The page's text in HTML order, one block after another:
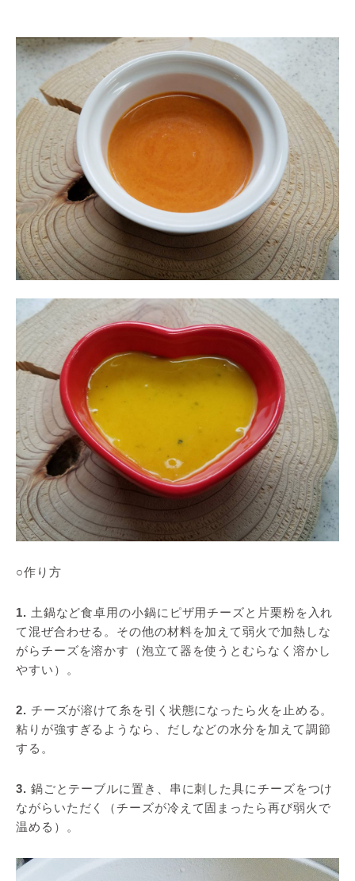
○作り方
1. 土鍋など食卓用の小鍋にピザ用チーズと片栗粉を入れ
て混ぜ合わせる。その他の材料を加えて弱火で加熱しな
がらチーズを溶かす（泡立て器を使うとむらなく溶かし
やすい）。
2. チーズが溶けて糸を引く状態になったら火を止める。
粘りが強すぎるようなら、だしなどの水分を加えて調節
する。
3. 鍋ごとテーブルに置き、串に刺した具にチーズをつけ
ながらいただく（チーズが冷えて固まったら再び弱火で
温める）。